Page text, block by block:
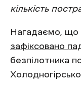
кількість
Нагадаємо, що
зафіксовано
безпілотника